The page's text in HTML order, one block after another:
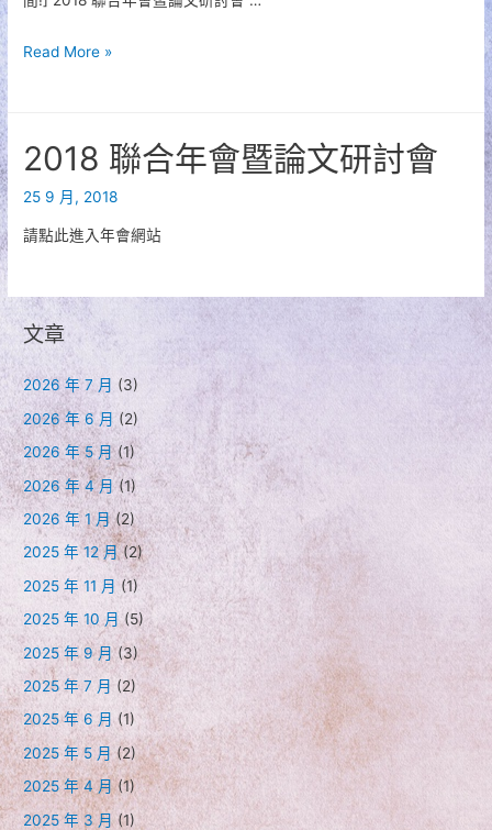
會
程
報
名
市
會
合
年
論
文
研
討
會
訊
息
公
告]
研
會
表
2018
會
徵
延
Read More »
2018 聯合年會暨論文研討會
25 9 月, 2018
請點此進入年會網站
文章
2026 年 7 月 (3)
2026 年 6 月 (2)
2026 年 5 月(1)
2026 年 4 月(1)
2026 年 1 月(2)
2025 年 12 月(2)
2025 年 11 月 (1)
2025 年 10 月(5)
2025 年 9 月(3)
2025 年 7 月 (2)
2025 年 6 月(1)
2025 年 5 月(2)
2025 年 4 月(1)
2025 年 3 月(1)